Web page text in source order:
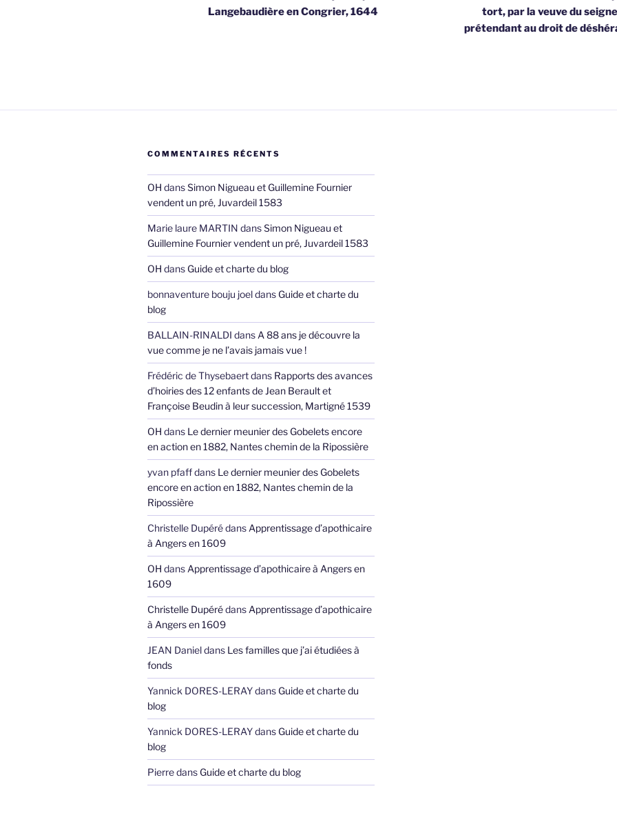
l’article
Langebaudière en Congrier, 1644
tort, par la veuve du
prétendant au droit de
COMMENTAIRES RÉCENTS
OH dansSimon Nigueau et Guillemine Fournier
vendent un pré, Juvardeil 1583
Marie laure MARTIN dansSimon Nigueau et
Guillemine Fournier vendent un pré, Juvardeil 1583
OH dans Guide et charte du blog
bonnaventure bouju joeldans Guide et charte du
blog
BALLAIN-RINALDI dans A 88 ans je découvre la
vue comme je ne l’avais jamais vue !
Frédéric de Thysebaertdans Rapports des avances
d’hoiries des 12 enfants de Jean Berault et
Françoise Beudin à leur succession, Martigné 1539
OH dans Le dernier meunier des Gobelets encore
en action en 1882, Nantes chemin de la Ripossière
yvan pfaffdans Le dernier meunier des Gobelets
encore en action en 1882, Nantes chemin de la
Ripossière
Christelle Dupérédans Apprentissage d’apothicaire
à Angers en 1609
OH dans Apprentissage d’apothicaire à Angers en
1609
Christelle Dupérédans Apprentissage d’apothicaire
à Angers en 1609
JEAN Danieldans Les familles que j’ai étudiées à
fonds
Yannick DORES-LERAYdans Guide et charte du
blog
Yannick DORES-LERAYdans Guide et charte du
blog
Pierredans Guide et charte du blog